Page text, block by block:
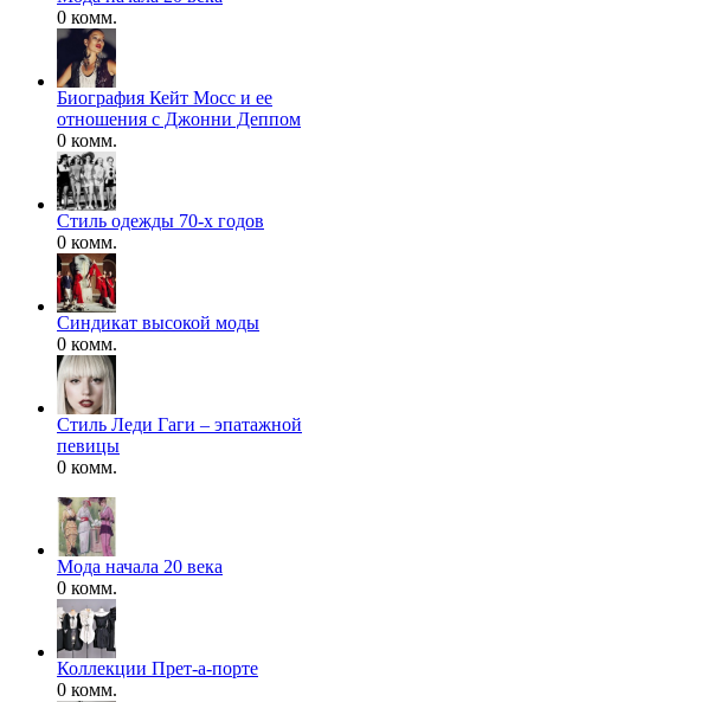
0 комм.
Биография Кейт Мосс и ее
отношения с Джонни Деппом
0 комм.
Стиль одежды 70-х годов
0 комм.
Синдикат высокой моды
0 комм.
Стиль Леди Гаги – эпатажной
певицы
0 комм.
Мода начала 20 века
0 комм.
Коллекции Прет-а-порте
0 комм.